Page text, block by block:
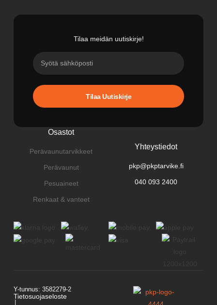
Tilaa meidän uutiskirje!
Tilaa Uutiskirje
Osastot
Perävaunutarvikkeet
Perävaunut
Pesuaineet
Renkaat & vanteet
Yhteystiedot
pkp@pkptarvike.fi
040 093 2400
Y-tunnus: 3582279-2
Tietosuojaseloste